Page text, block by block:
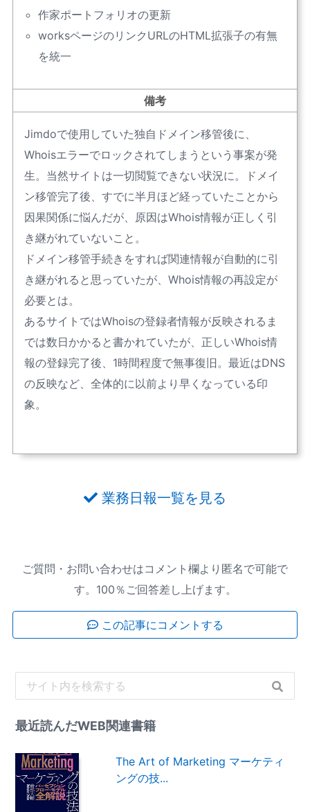
作家ポートフォリオの更新
worksページのリンクURLのHTML拡張子の有無
を統一
備考
Jimdoで使用していた独自ドメイン移管後に、
Whoisエラーでロックされてしまうという事案が発
生。当然サイトは一切閲覧できない状況に。ドメイ
ン移管完了後、すでに半月ほど経っていたことから
因果関係に悩んだが、原因はWhois情報が正しく引
き継がれていないこと。
ドメイン移管手続きをすれば関連情報が自動的に引
き継がれると思っていたが、Whois情報の再設定が
必要とは。
あるサイトではWhoisの登録者情報が反映されるま
では数日かかると書かれていたが、正しいWhois情
報の登録完了後、1時間程度で無事復旧。最近はDNS
の反映など、全体的に以前より早くなっている印
象。
業務日報一覧を見る
ご質問・お問い合わせはコメント欄より匿名で可能で
す。100％ご回答差し上げます。
この記事にコメントする
最近読んだWEB関連書籍
The Art of Marketing マーケティ
ングの技...